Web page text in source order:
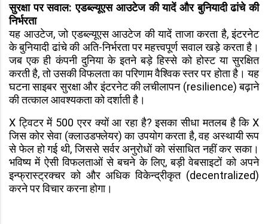
सुरक्षा पर सवाल: एडब्ल्यूएस आउटेज की यादें और बुनियादी ढांचे की
निर्भरता
यह आउटेज, जो एडब्ल्यूएस आउटेज की यादें ताजा करता है, इंटरनेट
के बुनियादी ढांचे की अति-निर्भरता पर महत्त्वपूर्ण सवाल खड़े करता है।
जब एक ही कंपनी दुनिया के इतने बड़े हिस्से को होस्ट या सुरक्षित
करती है, तो उसकी विफलता का परिणाम वैश्विक स्तर पर होता है। यह
घटना साइबर सुरक्षा और इंटरनेट की लचीलापन (resilience) बढ़ाने
की तत्काल आवश्यकता को दर्शाती है।
X ट्विटर में 500 एरर क्यों आ रहा है? इसका सीधा मतलब है कि X
जिस कोर सेवा (क्लाउडफ्लेयर) का उपयोग करता है, वह अस्थायी रूप
से फेल हो गई थी, जिससे सर्वर अनुरोधों को संसाधित नहीं कर सका।
भविष्य में ऐसी विफलताओं से बचने के लिए, बड़ी वेबसाइटों को अपने
इन्फ्रास्ट्रक्चर को और अधिक विकेन्द्रीकृत (decentralized)
करने पर विचार करना होगा।